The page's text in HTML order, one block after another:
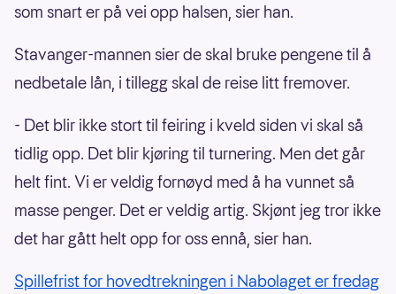
som snart er på vei opp halsen, sier han.
Stavanger-mannen sier de skal bruke pengene til å
nedbetale lån, i tillegg skal de reise litt fremover.
- Det blir ikke stort til feiring i kveld siden vi skal så
tidlig opp. Det blir kjøring til turnering. Men det går
helt fint. Vi er veldig fornøyd med å ha vunnet så
masse penger. Det er veldig artig. Skjønt jeg tror ikke
det har gått helt opp for oss ennå, sier han.
Spillefrist for hovedtrekningen i Nabolaget er fredag